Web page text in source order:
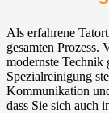
Als erfahrene
gesamten Prozess.
modernste Technik
Spezialreinigung
Kommunikation
dass Sie sich auch